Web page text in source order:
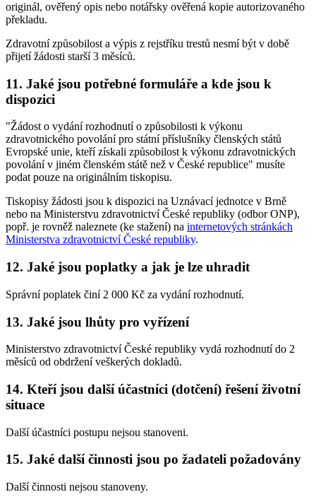
originál, ověřený opis nebo notářsky ověřená kopie autorizovaného
překladu.
Zdravotní způsobilost a výpis z rejstříku trestů nesmí být v době
přijetí žádosti starší 3 měsíců.
11. Jaké jsou potřebné formuláře a kde jsou k
dispozici
"Žádost o vydání rozhodnutí o způsobilosti k výkonu
zdravotnického povolání pro státní příslušníky členských států
Evropské unie, kteří získali způsobilost k výkonu zdravotnických
povolání v jiném členském státě než v České republice" musíte
podat pouze na originálním tiskopisu.
Tiskopisy žádosti jsou k dispozici na Uznávací jednotce v Brně
nebo na Ministerstvu zdravotnictví České republiky (odbor ONP),
popř. je rovněž naleznete (ke stažení) na internetových stránkách
Ministerstva zdravotnictví České republiky.
12. Jaké jsou poplatky a jak je lze uhradit
Správní poplatek činí 2 000 Kč za vydání rozhodnutí.
13. Jaké jsou lhůty pro vyřízení
Ministerstvo zdravotnictví České republiky vydá rozhodnutí do 2
měsíců od obdržení veškerých dokladů.
14. Kteří jsou další účastníci (dotčení) řešení životní
situace
Další účastníci postupu nejsou stanoveni.
15. Jaké další činnosti jsou po žadateli požadovány
Další činnosti nejsou stanoveny.